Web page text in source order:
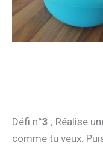
Défi n°3 ; Réalise
comme tu veux.